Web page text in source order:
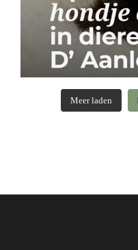
Meer laden